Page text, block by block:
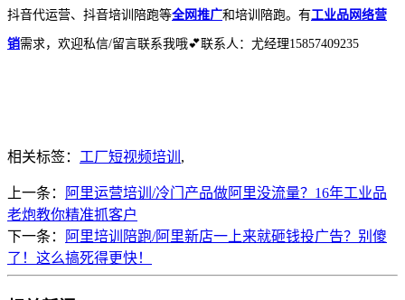
抖音代运营、抖音培训陪跑等全网推广和培训陪跑。有工业品网络营
销需求，欢迎私信/留言联系我哦💕联系人：尤经理15857409235
相关标签： 工厂短视频培训 ,
上一条：
阿里运营培训/冷门产品做阿里没流量？16年工业品
老炮教你精准抓客户
下一条：
阿里培训陪跑/阿里新店一上来就砸钱投广告？别傻
了！这么搞死得更快！